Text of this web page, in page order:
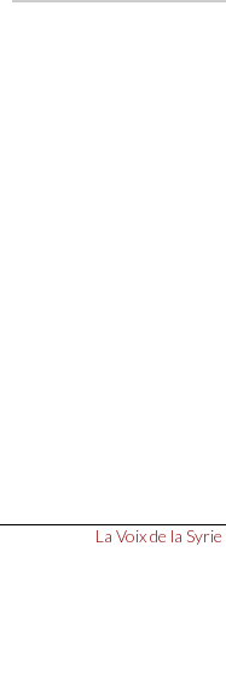
La Voix de la Syrie